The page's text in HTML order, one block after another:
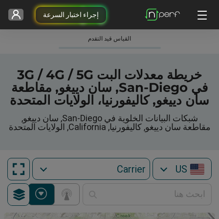
إجراء اختبار السرعة
القياس قيد التقدم
خريطة معدلات البت 3G / 4G / 5G
في San-Diego, سان دييغو, مقاطعة
سان دييغو, كاليفورنيا، الولايات المتحدة
شبكات البيانات الخلوية في San-Diego, سان دييغو,
مقاطعة سان دييغو, كاليفورنيا, California, الولايات المتحدة
US